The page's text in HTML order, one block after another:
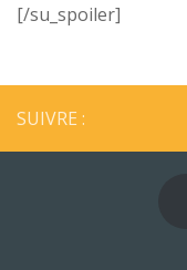
[/su_spoiler]
SUIVRE :